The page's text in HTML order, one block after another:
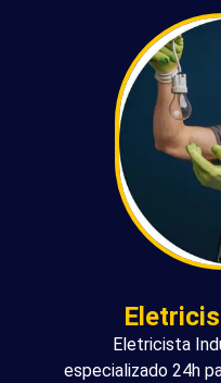
Eletricista
especializado 24h